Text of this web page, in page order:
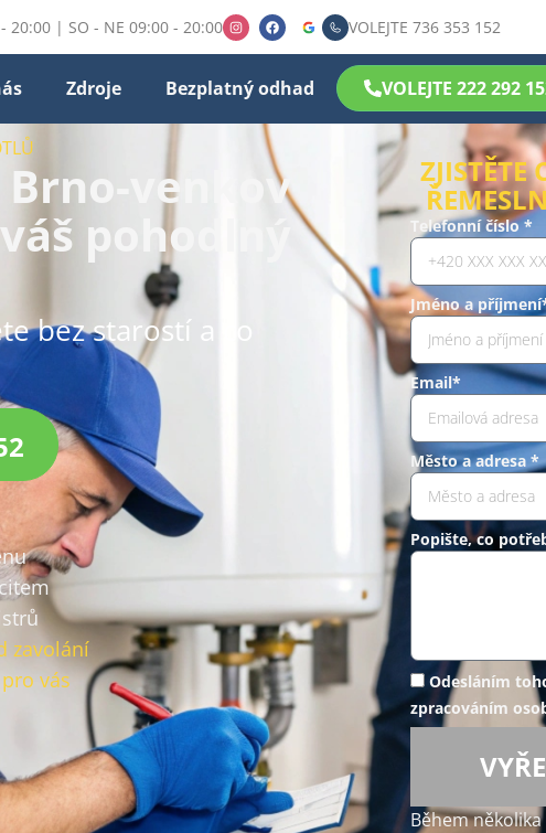
20:00 | SO - NE 09:00 - 20:00 VOLEJTE 736 353 152
Zdroje Bezplatný odhad VOLEJTE 222 292
Brno-venkov
pohodlný
bez starostí a co
zavolání
pro vás
ZJISTĚTE
Telefonní číslo *
Jméno a
Email*
Město a adresa *
Popište, co
Odesláním
zpracováním
Během